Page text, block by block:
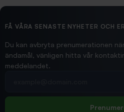
Hittade exakt vad jag behövde.
FÅ VÅRA SENASTE NYHETER OCH
Du kan avbryta prenumerationen
ändamål, vänligen hitta vår
meddelandet.